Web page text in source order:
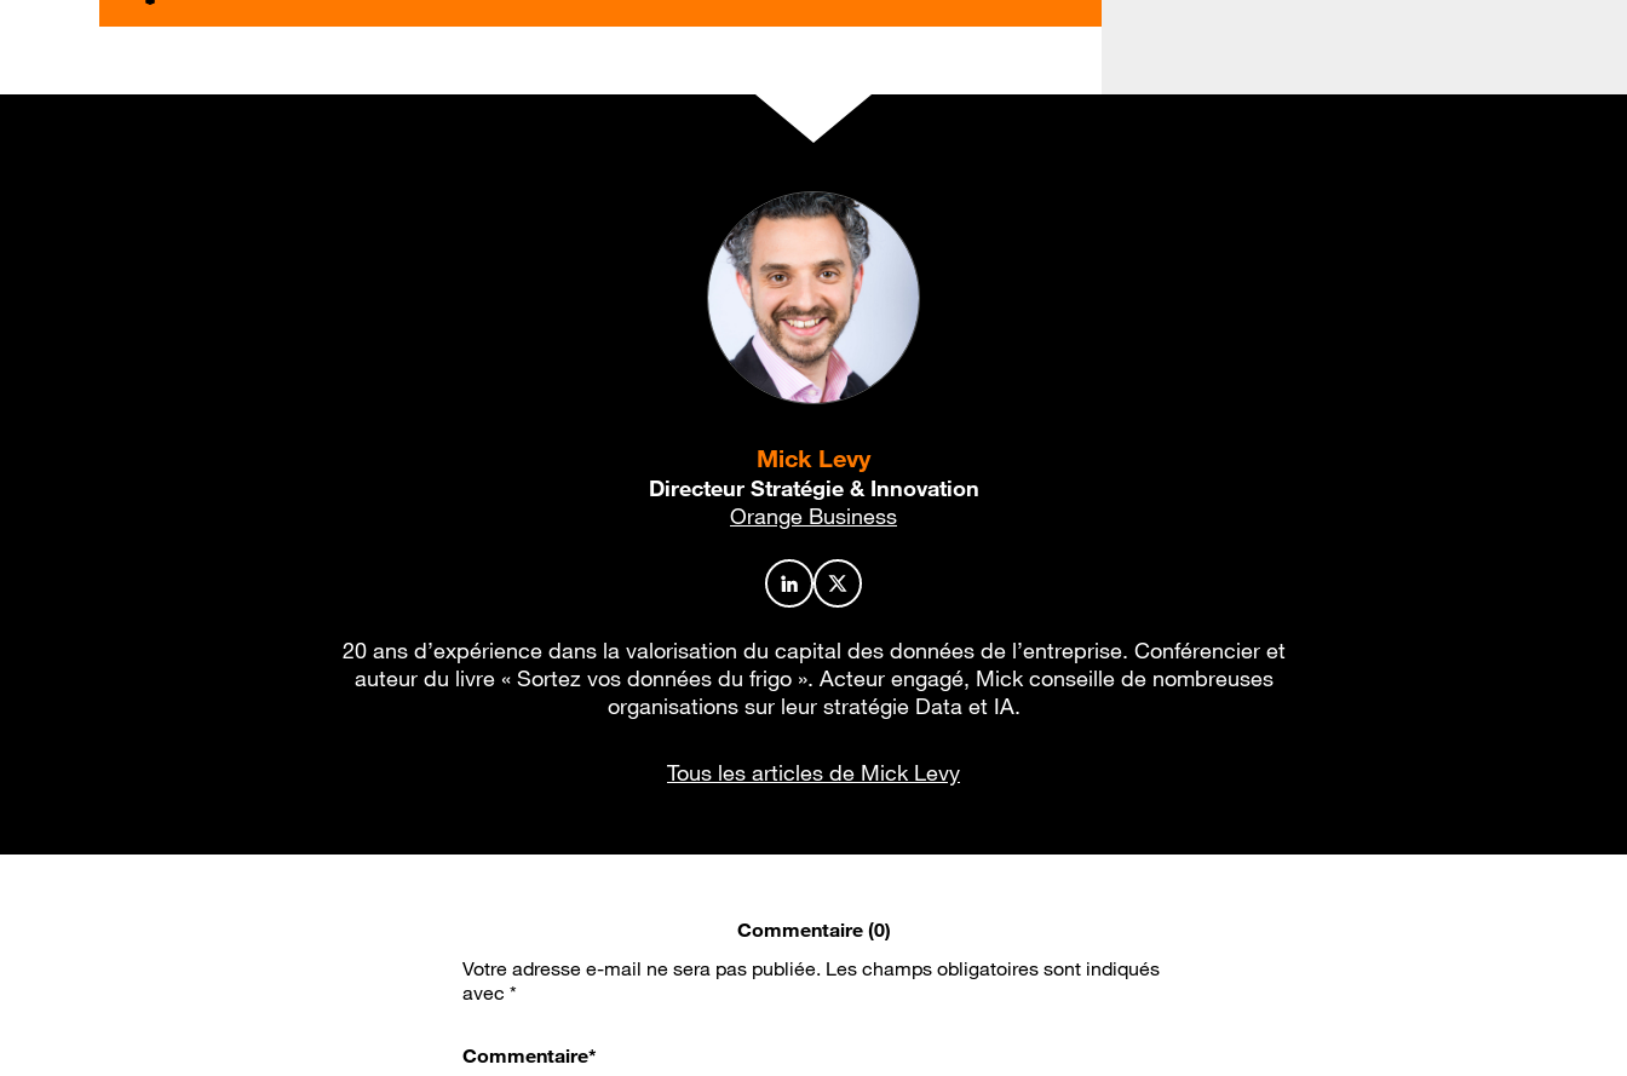
Mick Levy
Directeur Stratégie & Innovation
Orange Business
Profil de l’auteur sur LinkedIn
Profil de l’auteur sur X
20 ans d’expérience dans la valorisation du capital des données de l’entreprise. Conférencier et
auteur du livre « Sortez vos données du frigo ». Acteur engagé, Mick conseille de nombreuses
organisations sur leur stratégie Data et IA.
Tous les articles de Mick Levy
Commentaire (0)
Votre adresse e-mail ne sera pas publiée. Les champs obligatoires sont indiqués
avec *
Commentaire*